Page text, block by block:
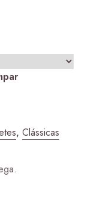
€
€
, Clássicas